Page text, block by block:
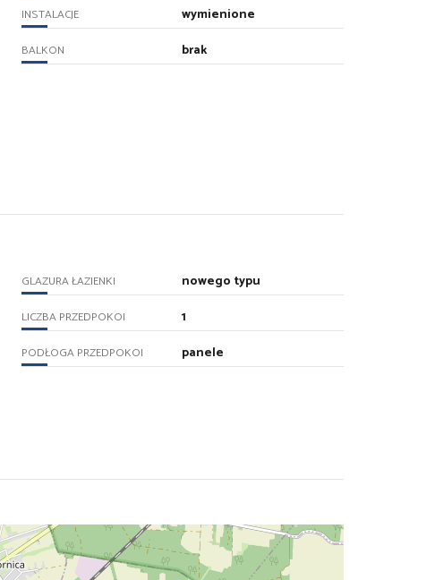
INSTALACJE wymienione
BALKON brak
GLAZURA ŁAZIENKI nowego typu
LICZBA PRZEDPOKOI 1
PODŁOGA PRZEDPOKOI panele